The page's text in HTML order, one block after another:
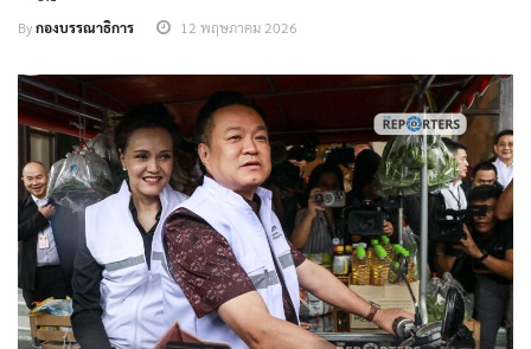
Byกองบรรณาธิการ 12 พฤษภาคม 2026